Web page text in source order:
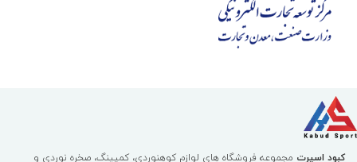
کبود اسپرت مجموعه فروشگاه های لوازم کوهنوردی، کمپینگ، صخره نوردی و